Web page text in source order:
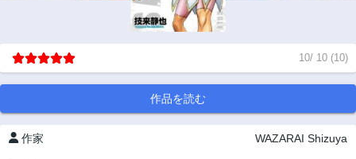
10/ 10 (10)
作品を読む
作家 WAZARAI Shizuya